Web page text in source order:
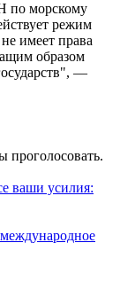
по морскому
режим
имеет права
образом
—
проголосовать.
ваши усилия: